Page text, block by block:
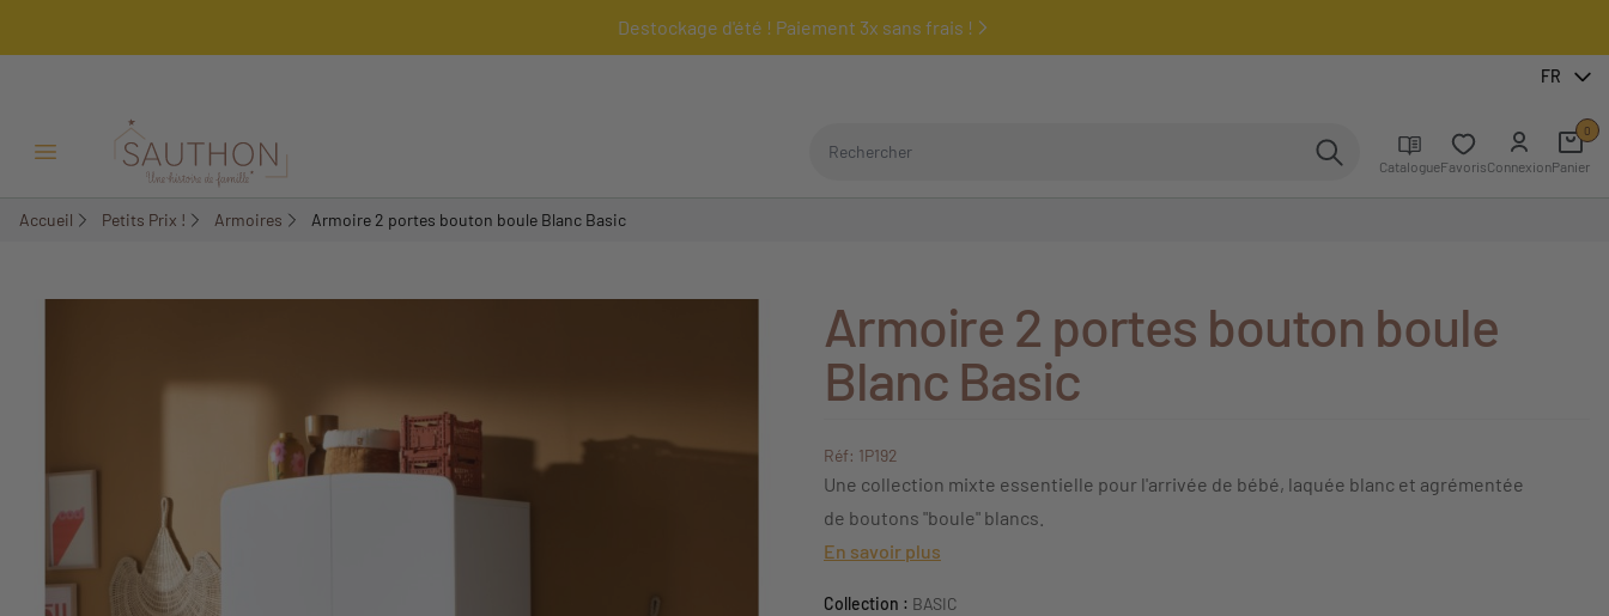
Destockage d'été ! Paiement 3x sans frais !
FR
Ouvrir/Fermer menu CatalogueFavorisConnexionPanier
0
Accueil Petits Prix ! Armoires Armoire 2 portes bouton boule Blanc Basic
Armoire 2 portes bouton boule
Blanc Basic
Réf: 1P192
Une collection mixte essentielle pour l'arrivée de bébé, laquée blanc et agrémentée
de boutons "boule" blancs.
En savoir plus
Collection : BASIC